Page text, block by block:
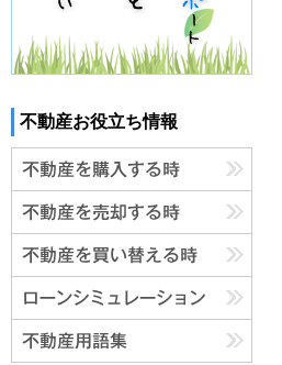
不動産お役立ち情報